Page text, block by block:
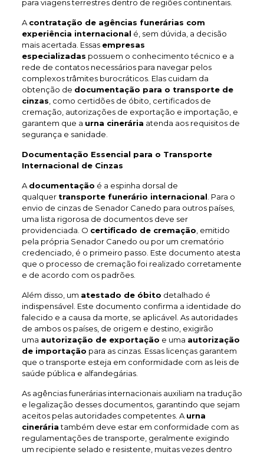
para viagens terrestres dentro de regiões continentais.
A contratação de agências funerárias com
experiência internacional é, sem dúvida, a decisão
mais acertada. Essas empresas
especializadas possuem o conhecimento técnico e a
rede de contatos necessários para navegar pelos
complexos trâmites burocráticos. Elas cuidam da
obtenção de documentação para o transporte de
cinzas , como certidões de óbito, certificados de
cremação, autorizações de exportação e importação, e
garantem que a urna cinerária atenda aos requisitos de
segurança e sanidade.
Documentação Essencial para o Transporte
Internacional de Cinzas
A documentação é a espinha dorsal de
qualquer transporte funerário internacional . Para o
envio de cinzas de Senador Canedo para outros países,
uma lista rigorosa de documentos deve ser
providenciada. O certificado de cremação , emitido
pela própria Senador Canedo ou por um crematório
credenciado, é o primeiro passo. Este documento atesta
que o processo de cremação foi realizado corretamente
e de acordo com os padrões.
Além disso, um atestado de óbito detalhado é
indispensável. Este documento confirma a identidade do
falecido e a causa da morte, se aplicável. As autoridades
de ambos os países, de origem e destino, exigirão
uma autorização de exportação e uma autorização
de importação para as cinzas. Essas licenças garantem
que o transporte esteja em conformidade com as leis de
saúde pública e alfandegárias.
As agências funerárias internacionais auxiliam na tradução
e legalização desses documentos, garantindo que sejam
aceitos pelas autoridades competentes. A urna
cineráriatambém deve estar em conformidade com as
regulamentações de transporte, geralmente exigindo
um recipiente selado e resistente, muitas vezes dentro